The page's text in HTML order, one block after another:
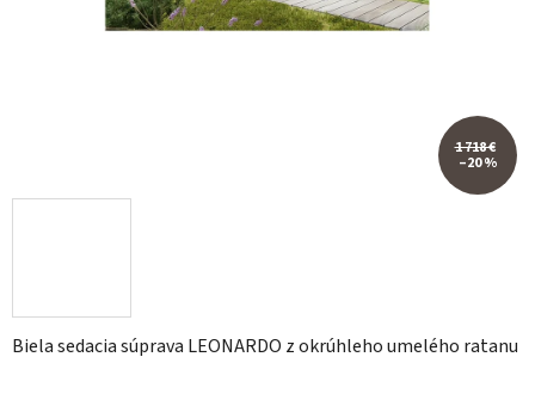
Biela sedacia súprava LEONARDO z okrúhleho umelého ratanu
1 718 €
–20 %